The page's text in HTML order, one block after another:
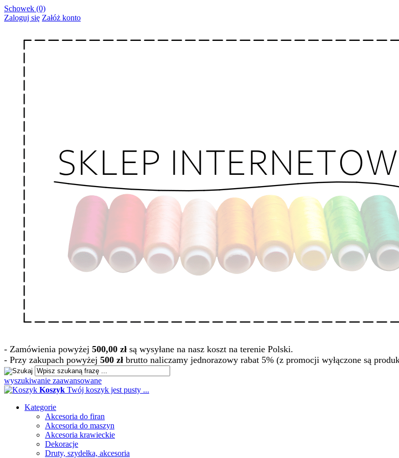
Schowek (0)
Zaloguj się Załóż konto
- Zamówienia powyżej 500,00 zł są wysyłane na nasz koszt na terenie Polski.
- Przy zakupach powyżej 500 zł brutto naliczamy jednorazowy rabat 5% (z promocji wyłączone są
wyszukiwanie zaawansowane
Koszyk Twój koszyk jest pusty ...
Kategorie
Akcesoria do firan
Akcesoria do maszyn
Akcesoria krawieckie
Dekoracje
Druty, szydełka, akcesoria